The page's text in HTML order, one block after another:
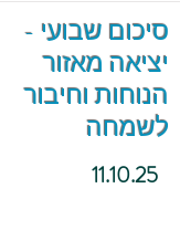
סיכום שבועי -
יציאה מאזור
הנוחות וחיבור
לשמחה
11.10.25